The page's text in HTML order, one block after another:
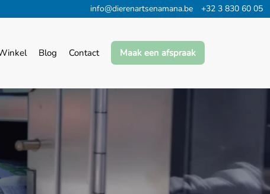
info@dierenartsenamana.be +32 3 830 60 05
Blog Contact Maak een afspraak